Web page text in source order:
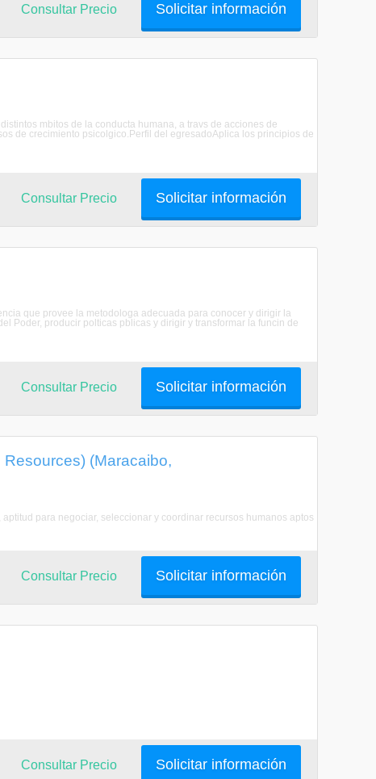
Solicitar información
Consultar Precio
mbitos de la conducta humana, a travs de acciones de
de crecimiento psicolgico.Perfil del egresadoAplica los principios de
Solicitar información
Consultar Precio
que provee la metodologa adecuada para conocer y dirigir la
Poder, producir polticas pblicas y dirigir y transformar la funcin de
Solicitar información
Consultar Precio
(Maracaibo,
para negociar, seleccionar y coordinar recursos humanos aptos
Solicitar información
Consultar Precio
Solicitar información
Consultar Precio